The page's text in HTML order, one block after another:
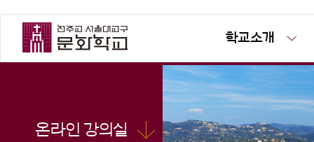
학교소개
온라인 강의실